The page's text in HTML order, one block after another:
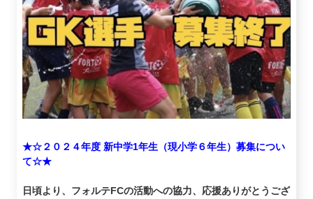
★☆２０２４年度 新中学1年生（現小学６年生）募集につい
て☆★
日頃より、フォルテFCの活動への協力、応援ありがとうござ